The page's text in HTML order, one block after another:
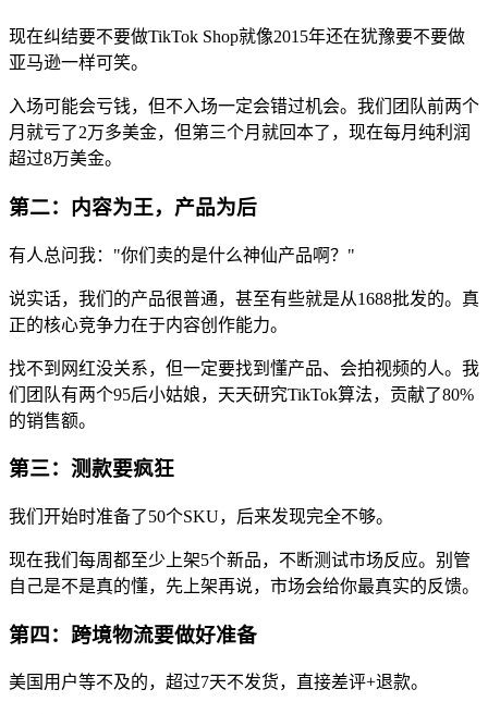
现在纠结要不要做TikTok Shop就像2015年还在犹豫要不要做
亚马逊一样可笑。
入场可能会亏钱，但不入场一定会错过机会。我们团队前两个
月就亏了2万多美金，但第三个月就回本了，现在每月纯利润
超过8万美金。
第二：内容为王，产品为后
有人总问我："你们卖的是什么神仙产品啊？"
说实话，我们的产品很普通，甚至有些就是从1688批发的。真
正的核心竞争力在于内容创作能力。
找不到网红没关系，但一定要找到懂产品、会拍视频的人。我
们团队有两个95后小姑娘，天天研究TikTok算法，贡献了80%
的销售额。
第三：测款要疯狂
我们开始时准备了50个SKU，后来发现完全不够。
现在我们每周都至少上架5个新品，不断测试市场反应。别管
自己是不是真的懂，先上架再说，市场会给你最真实的反馈。
第四：跨境物流要做好准备
美国用户等不及的，超过7天不发货，直接差评+退款。